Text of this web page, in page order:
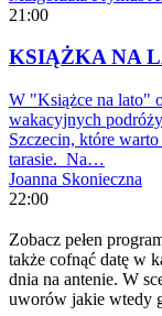
21:00
KSIĄŻKA NA
W "Książce na lato"
wakacyjnych
Szczecin, które
tarasie. Na…
Joanna Skonieczna
22:00
Zobacz pełen
także cofnąć datę w
dnia na antenie. W
uworów jakie wtedy